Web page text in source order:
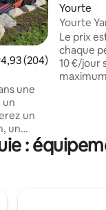
moyenne
4,93 (204)
une
un
un
un
un
Yourte
Yourte
Le prix
chaque
10 €/jour
supplémentaires.
: